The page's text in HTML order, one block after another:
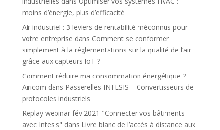
moins d’énergie, plus d’efficacité
Air industriel : 3 leviers de rentabilité méconnus pour
votre entreprise dans Comment se conformer
simplement à la réglementations sur la qualité de l’air
grâce aux capteurs IoT ?
Comment réduire ma consommation énergétique ? -
Airicom dans Passerelles INTESIS – Convertisseurs de
protocoles industriels
Replay webinar fév 2021 "Connecter vos bâtiments
avec Intesis" dans Livre blanc de l’accès à distance aux